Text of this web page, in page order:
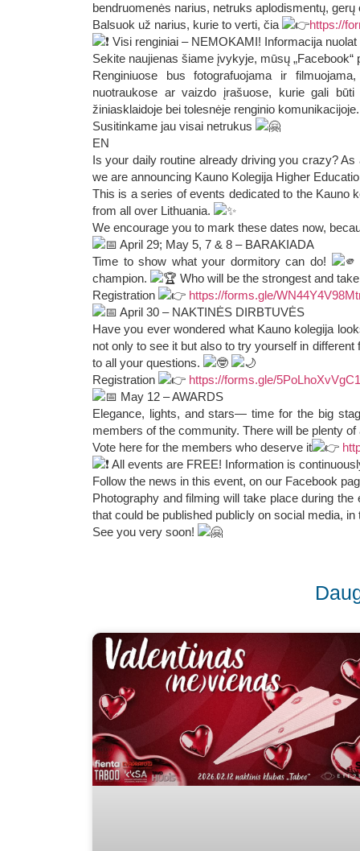
bendruomenės narius, netruks aplodismentų,
Balsuok už narius, kurie to verti, čia
https://
Visi renginiai – NEMOKAMI! Informacija nuolat
Sekite naujienas šiame įvykyje, mūsų
Renginiuose bus fotografuojama ir
nuotraukose ar vaizdo įrašuose, kurie gali būti
žiniasklaidoje bei tolesnėje renginio komunikacijoje.
Susitinkame jau visai netrukus
EN
Is your daily routine already driving you crazy?
we are announcing Kauno Kolegija Higher
This is a series of events dedicated to the Kauno
from all over Lithuania.
We encourage you to mark these dates now,
April 29; May 5, 7 & 8 – BARAKIADA
Time to show what your dormitory can do!
champion.
Who will be the strongest and
Registration
https://forms.gle/
April 30 – NAKTINĖS DIRBTUVĖS
Have you ever wondered what Kauno kolegija
not only to see it but also to try yourself in
to all your questions.
Registration
https://forms.gle/
May 12 – AWARDS
Elegance, lights, and stars— time for the big
members of the community. There will be plenty
Vote here for the members who deserve it
All events are FREE! Information is
Follow the news in this event, on our Facebook
Photography and filming will take place during
that could be published publicly on social media,
See you very soon!